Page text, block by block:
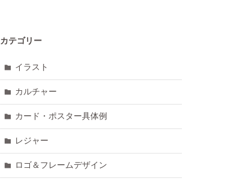
カテゴリー
イラスト
カルチャー
カード・ポスター具体例
レジャー
ロゴ＆フレームデザイン